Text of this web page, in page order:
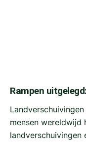
Rampen
mensen wereldwijd
landverschuivingen